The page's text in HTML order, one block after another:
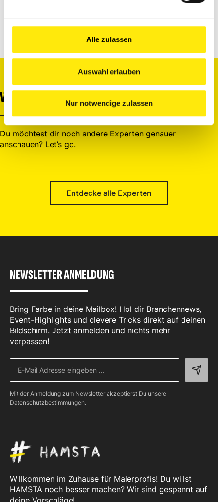
Alle zulassen
Auswahl erlauben
Nur notwendige zulassen
WEITERE EXPERTEN
Du möchtest dir noch andere Experten genauer
anschauen? Let’s go.
Entdecke alle Experten
NEWSLETTER ANMELDUNG
Bring Farbe in deine Mailbox! Hol dir Branchennews,
Event-Highlights und clevere Tricks direkt auf deinen
Bildschirm. Jetzt anmelden und nichts mehr
verpassen!
Mit der Anmeldung zum Newsletter akzeptierst Du unsere
Datenschutzbestimmungen.
Willkommen im Zuhause für Malerprofis! Du willst
HAMSTA noch besser machen? Wir sind gespannt auf
deine Vorschläge!